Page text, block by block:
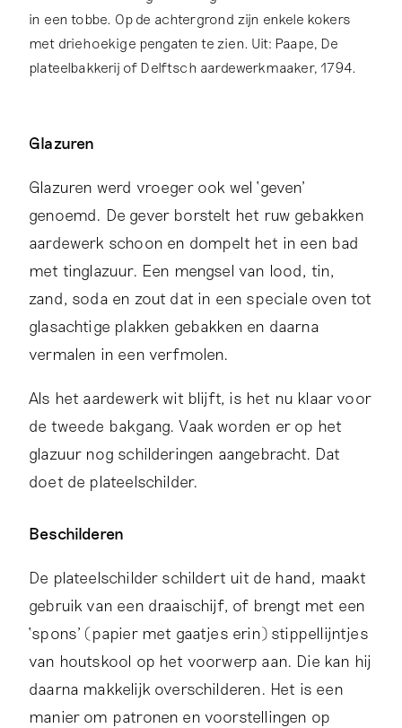
in een tobbe. Op de achtergrond zijn enkele kokers
met driehoekige pengaten te zien. Uit: Paape, De
plateelbakkerij of Delftsch aardewerkmaaker, 1794.
Glazuren
Glazuren werd vroeger ook wel ‘geven’
genoemd. De gever borstelt het ruw gebakken
aardewerk schoon en dompelt het in een bad
met tinglazuur. Een mengsel van lood, tin,
zand, soda en zout dat in een speciale oven tot
glasachtige plakken gebakken en daarna
vermalen in een verfmolen.
Als het aardewerk wit blijft, is het nu klaar voor
de tweede bakgang. Vaak worden er op het
glazuur nog schilderingen aangebracht. Dat
doet de plateelschilder.
Beschilderen
De plateelschilder schildert uit de hand, maakt
gebruik van een draaischijf, of brengt met een
‘spons’ (papier met gaatjes erin) stippellijntjes
van houtskool op het voorwerp aan. Die kan hij
daarna makkelijk overschilderen. Het is een
manier om patronen en voorstellingen op